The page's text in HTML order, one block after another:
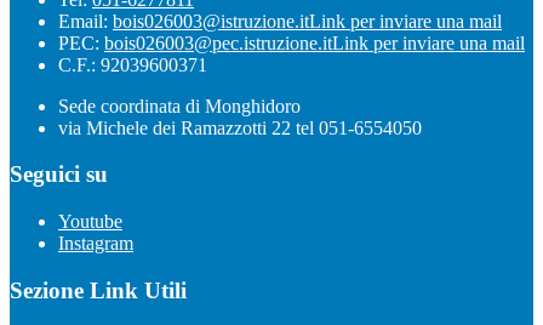
Email: bois026003@istruzione.itLink per inviare una mail
PEC: bois026003@pec.istruzione.itLink per inviare una mail
C.F.: 92039600371
Sede coordinata di Monghidoro
via Michele dei Ramazzotti 22 tel 051-6554050
Seguici su
Youtube
Instagram
Sezione Link Utili